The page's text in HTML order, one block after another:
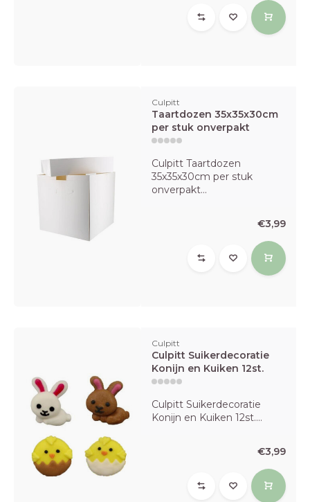
Culpitt
Taartdozen 35x35x30cm
per stuk onverpakt
Culpitt Taartdozen
35x35x30cm per stuk
onverpakt...
€3,99
Culpitt
Culpitt Suikerdecoratie
Konijn en Kuiken 12st.
Culpitt Suikerdecoratie
Konijn en Kuiken 12st....
€3,99